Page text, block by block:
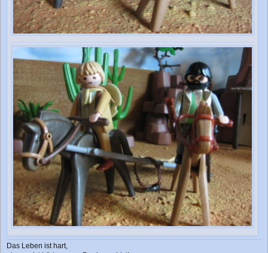
Das Leben ist hart,